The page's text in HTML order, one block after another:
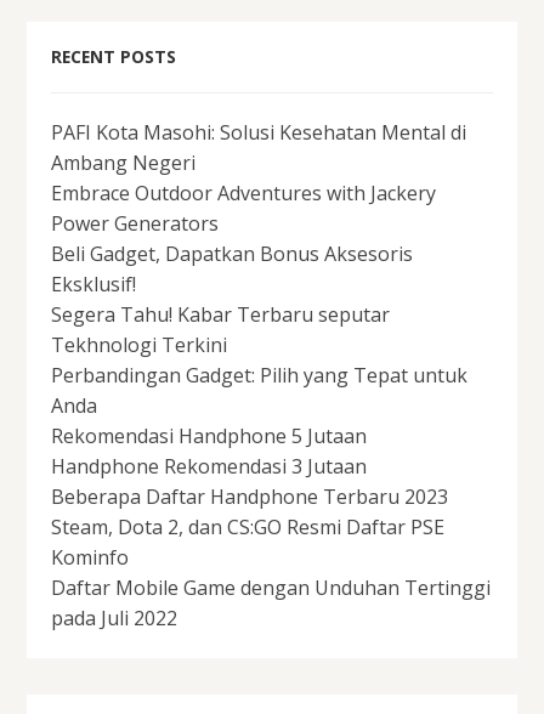
RECENT POSTS
PAFI Kota Masohi: Solusi Kesehatan Mental di
Ambang Negeri
Embrace Outdoor Adventures with Jackery
Power Generators
Beli Gadget, Dapatkan Bonus Aksesoris
Eksklusif!
Segera Tahu! Kabar Terbaru seputar
Tekhnologi Terkini
Perbandingan Gadget: Pilih yang Tepat untuk
Anda
Rekomendasi Handphone 5 Jutaan
Handphone Rekomendasi 3 Jutaan
Beberapa Daftar Handphone Terbaru 2023
Steam, Dota 2, dan CS:GO Resmi Daftar PSE
Kominfo
Daftar Mobile Game dengan Unduhan Tertinggi
pada Juli 2022